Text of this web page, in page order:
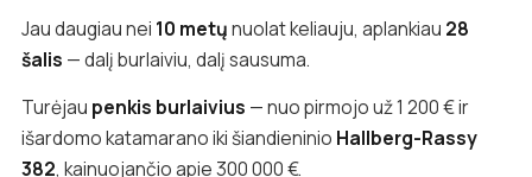
Jau daugiau nei 10 metųnuolat keliauju, aplankiau 28
šalis — dalį burlaiviu, dalį sausuma.
Turėjau penkis burlaivius — nuo pirmojo už 1 200 € ir
išardomo katamarano iki šiandieninio Hallberg-Rassy
382, kainuojančio apie 300 000 €.